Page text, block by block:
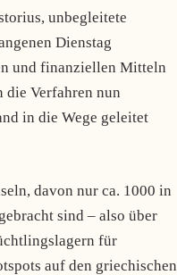
unbegleitete
Dienstag
und finanziellen Mitteln
Verfahren nun
in die Wege geleitet
davon nur ca. 1000 in
sind – also über
für
auf den griechischen